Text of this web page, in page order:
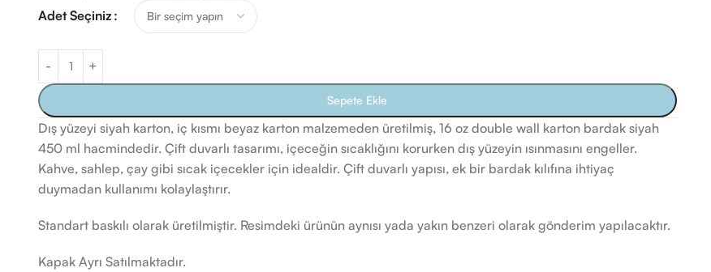
Adet Seçiniz
Sepete Ekle
Dış yüzeyi siyah karton, iç kısmı beyaz karton malzemeden üretilmiş, 16 oz double wall karton bardak siyah
450 ml hacmindedir. Çift duvarlı tasarımı, içeceğin sıcaklığını korurken dış yüzeyin ısınmasını engeller.
Kahve, sahlep, çay gibi sıcak içecekler için idealdir. Çift duvarlı yapısı, ek bir bardak kılıfına ihtiyaç
duymadan kullanımı kolaylaştırır.
Standart baskılı olarak üretilmiştir. Resimdeki ürünün aynısı yada yakın benzeri olarak gönderim yapılacaktır.
Kapak Ayrı Satılmaktadır.